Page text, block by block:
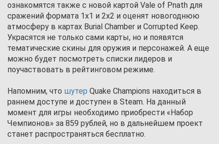
ознакомятся также с новой картой Vale of Pnath для
сражений формата 1х1 и 2х2 и оценят новогоднюю
атмосферу в картах Burial Chamber и Corrupted Keep.
Украсятся не только сами карты, но и появятся
тематические скины для оружия и персонажей. А еще
можно будет посмотреть списки лидеров и
поучаствовать в рейтинговом режиме.
Напомним, что шутер Quake Champions находиться в
раннем доступе и доступен в Steam. На данный
момент для игры необходимо приобрести «Набор
Чемпионов» за 859 рублей, но в дальнейшем проект
станет распространяться бесплатно.